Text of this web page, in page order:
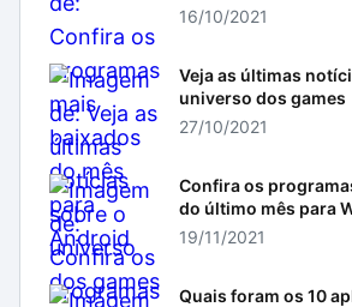
16/10/2021
Veja as últimas
universo dos games
27/10/2021
Confira os
do último mês para
19/11/2021
Quais foram os 10